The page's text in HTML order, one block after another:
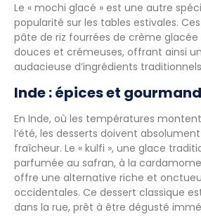
Le « mochi glacé » est une autre
popularité sur les tables estivales.
pâte de riz fourrées de crème
douces et crémeuses, offrant ainsi
audacieuse d’ingrédients
Inde : épices et
En Inde, où les températures
l’été, les desserts doivent
fraîcheur. Le « kulfi », une glace
parfumée au safran, à la
offre une alternative riche et
occidentales. Ce dessert classique
dans la rue, prêt à être dégusté